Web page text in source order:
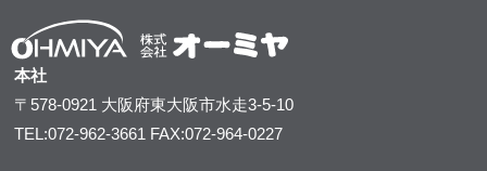
本社
〒578-0921 大阪府東大阪市水走3-5-10
TEL:072-962-3661 FAX:072-964-0227